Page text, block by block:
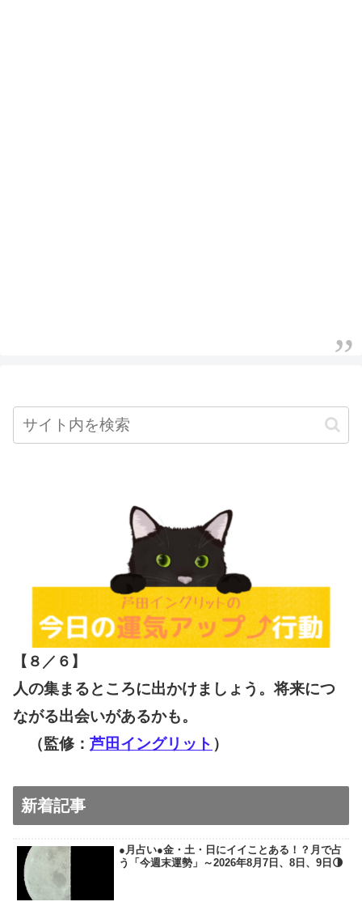
【８／６ 】
人の集まるところに出かけましょう。将来につ
ながる出会いがあるかも。
（監修： 芦田イングリット ）
新着記事
●月占い●金・土・日にイイことある！？月で占
う「今週末運勢」～2026年8月7日、8日、9日🌗